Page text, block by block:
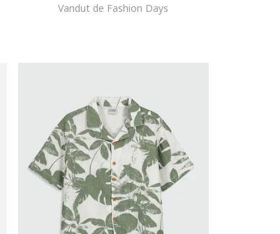
Vandut de Fashion Days